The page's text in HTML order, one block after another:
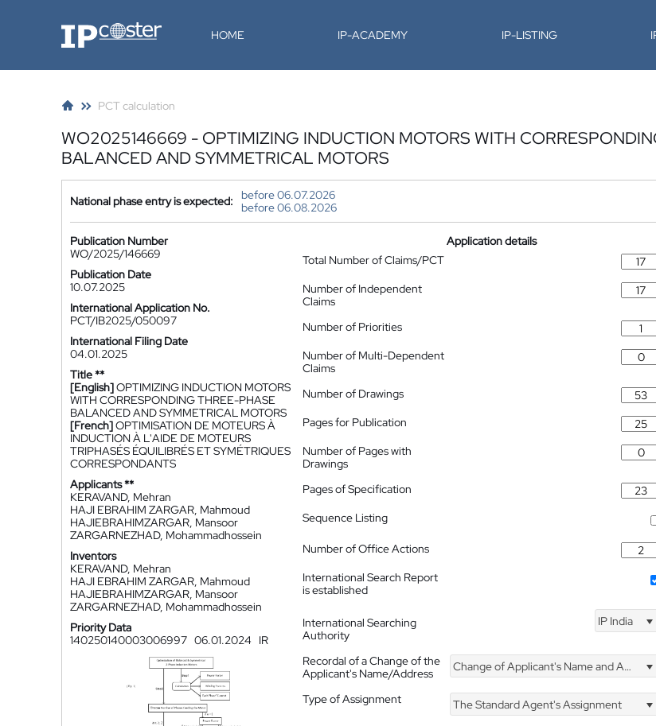
IP-Coster HOME IP-ACADEMY IP-LISTING
PCT calculation
WO2025146669 - OPTIMIZING INDUCTION MOTORS WITH
BALANCED AND SYMMETRICAL MOTORS
National phase entry is expected:
before 06.07.2026
before 06.08.2026
Publication Number
WO/2025/146669
Publication Date
10.07.2025
International Application No.
PCT/IB2025/050097
International Filing Date
04.01.2025
Title **
[English]OPTIMIZING INDUCTION MOTORS
WITH CORRESPONDING THREE-PHASE
BALANCED AND SYMMETRICAL MOTORS
[French]OPTIMISATION DE MOTEURS À
INDUCTION À L'AIDE DE MOTEURS
TRIPHASÉS ÉQUILIBRÉS ET SYMÉTRIQUES
CORRESPONDANTS
Applicants **
KERAVAND, Mehran
HAJI EBRAHIM ZARGAR, Mahmoud
HAJIEBRAHIMZARGAR, Mansoor
ZARGARNEZHAD, Mohammadhossein
Inventors
KERAVAND, Mehran
HAJI EBRAHIM ZARGAR, Mahmoud
HAJIEBRAHIMZARGAR, Mansoor
ZARGARNEZHAD, Mohammadhossein
Priority Data
140250140003006997 06.01.2024 IR
Application details
Total Number of Claims/PCT
Number of Independent
Claims
Number of Priorities
Number of Multi-Dependent
Claims
Number of Drawings
Pages for Publication
Number of Pages with
Drawings
Pages of Specification
Sequence Listing
Number of Office Actions
International Search Report
is established
International Searching
Authority
IP India
Recordal of a Change of the
Applicant's Name/Address
Change of Applicant's Name and Address
Type of Assignment The Standard Agent's Assignment